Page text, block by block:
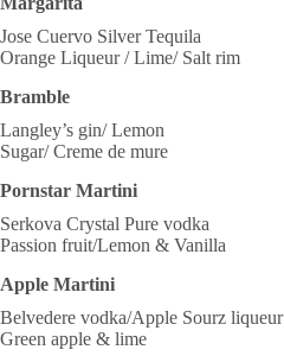
Jose Cuervo Silver Tequila
Orange Liqueur / Lime/ Salt rim
Bramble
Langley’s gin/ Lemon
Sugar/ Creme de mure
Pornstar Martini
Serkova Crystal Pure vodka
Passion fruit/Lemon & Vanilla
Apple Martini
Belvedere vodka/Apple Sourz liqueur
Green apple & lime